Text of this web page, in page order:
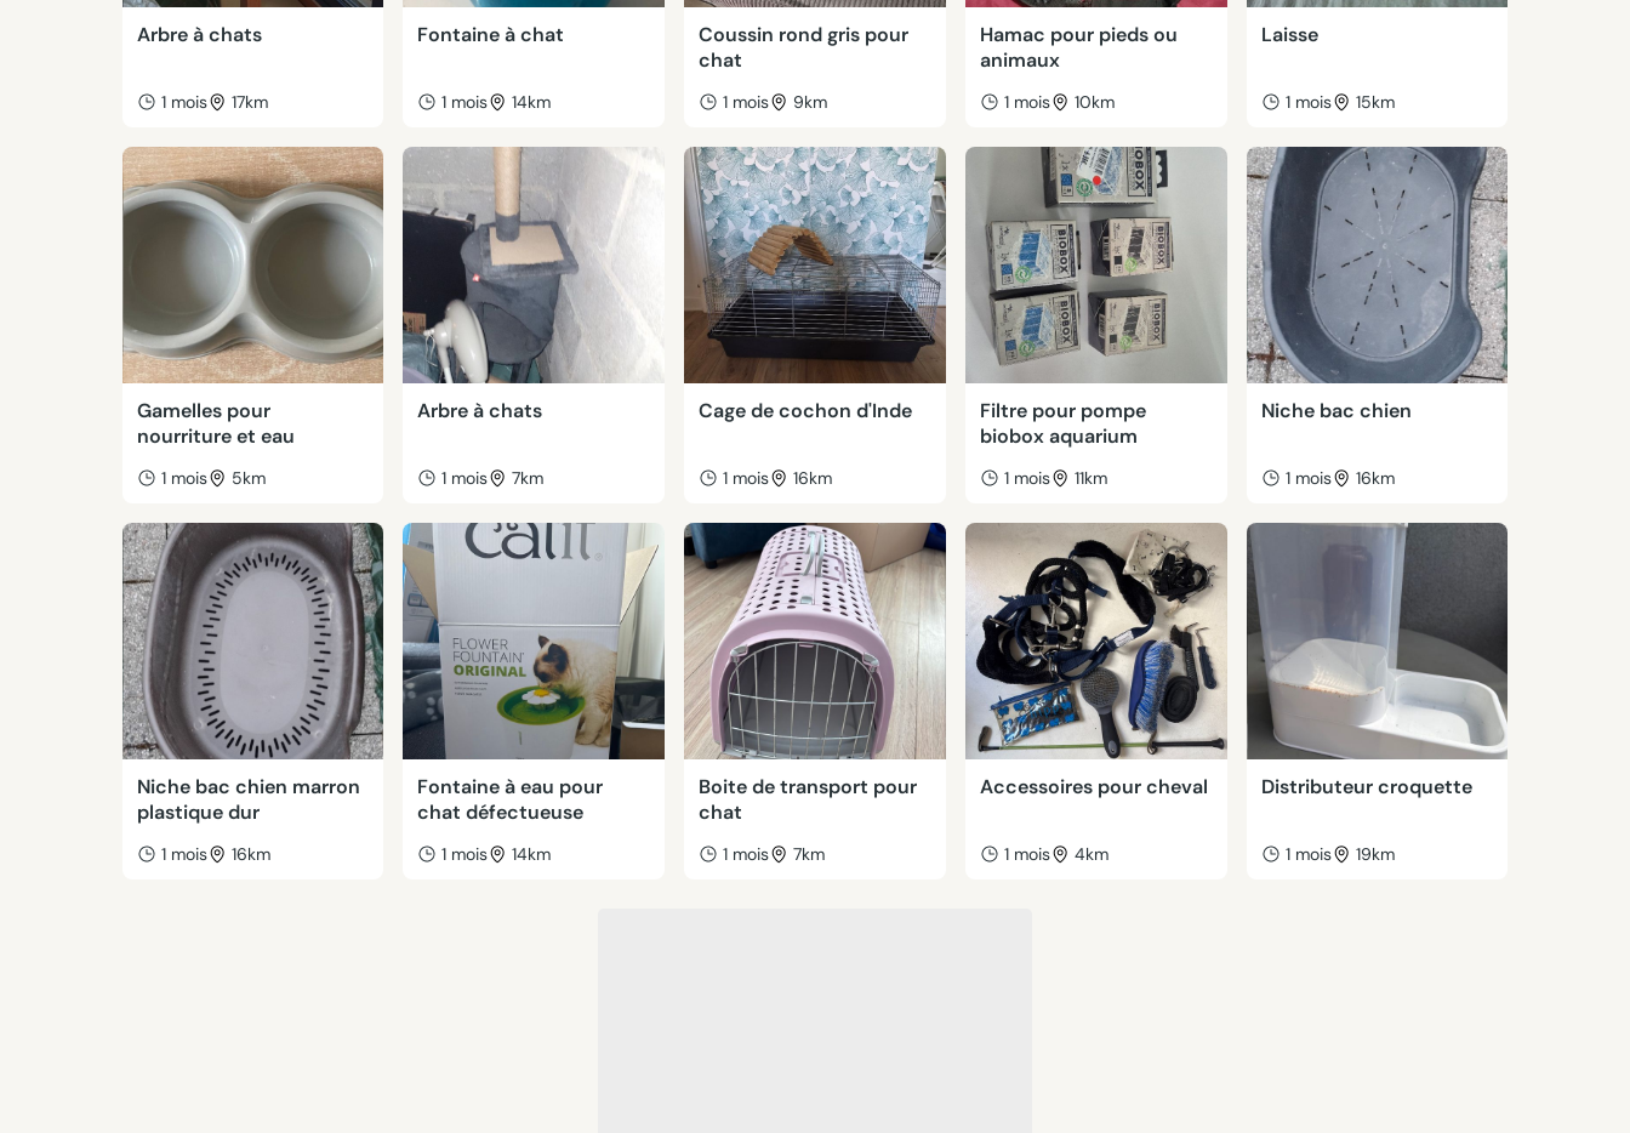
Arbre à chats
1 mois 17km
Fontaine à chat
1 mois 14km
Coussin rond gris pour
chat
1 mois 9km
Hamac pour pieds ou
animaux
1 mois 10km
Laisse
1 mois 15km
Gamelles pour
nourriture et eau
1 mois 5km
Arbre à chats
1 mois 7km
Cage de cochon d'Inde
1 mois 16km
Filtre pour pompe
biobox aquarium
1 mois 11km
Niche bac chien
1 mois 16km
Niche bac chien marron
plastique dur
1 mois 16km
Fontaine à eau pour
chat défectueuse
1 mois 14km
Boite de transport pour
chat
1 mois 7km
Accessoires pour cheval
1 mois 4km
Distributeur croquette
1 mois 19km